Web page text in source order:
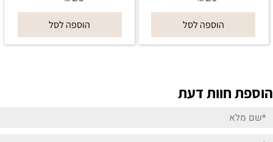
הוספה לסל הוספה לסל
הוספת חוות דעת